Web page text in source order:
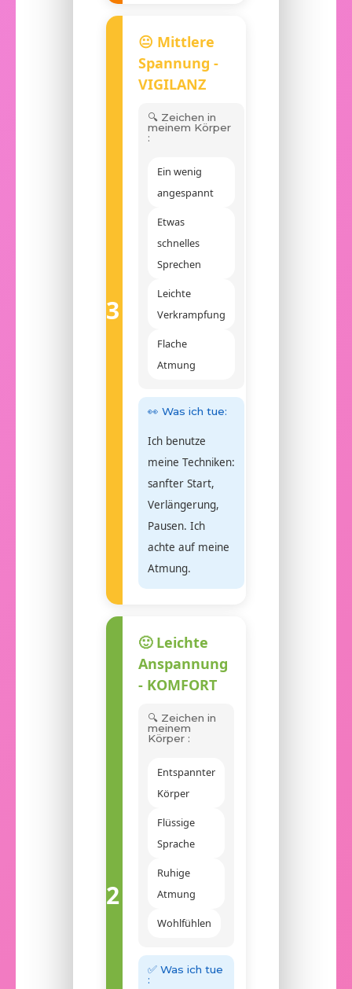
3
😐 Mittlere
Spannung -
VIGILANZ
🔍 Zeichen in
meinem Körper
:
Ein wenig
angespannt
Etwas
schnelles
Sprechen
Leichte
Verkrampfung
Flache
Atmung
👀 Was ich tue:
Ich benutze
meine Techniken:
sanfter Start,
Verlängerung,
Pausen. Ich
achte auf meine
Atmung.
2
🙂 Leichte
Anspannung
- KOMFORT
🔍 Zeichen in
meinem
Körper :
Entspannter
Körper
Flüssige
Sprache
Ruhige
Atmung
Wohlfühlen
✅ Was ich tue
: